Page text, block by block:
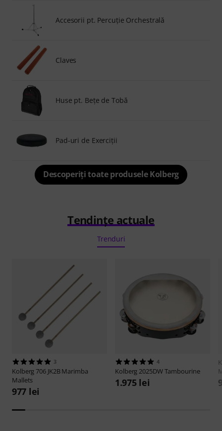
Accesorii pt. Percuţie Orchestrală
Claves
Huse pt. Beţe de Tobă
Pad-uri de Exerciţii
Descoperiți toate produsele Kolberg
Tendințe actuale
Trenduri
3
Kolberg706 JK2B Marimba
Mallets
977 lei
4
Kolberg2025DW Tambourine
1.975 lei